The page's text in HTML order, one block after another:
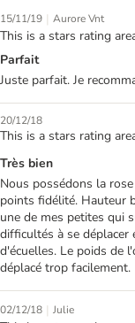
15/11/19 | Aurore Vnt
This is a stars rating
Parfait
Juste parfait. Je
20/12/18
This is a stars rating
Très bien
Nous possédons la
points fidélité. Hauteur
une de mes petites qui
difficultés à se déplacer
d'écuelles. Le poids de
déplacé trop facilement.
02/12/18 | Julie